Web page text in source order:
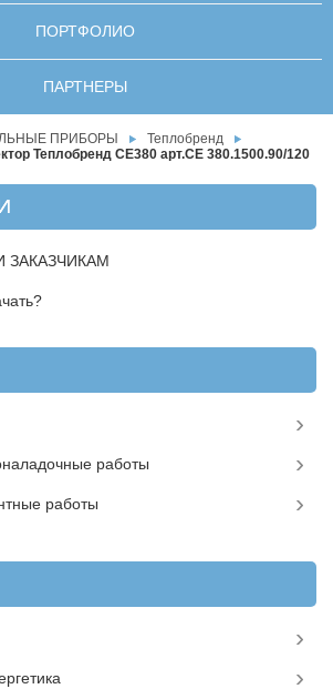
ПОРТФОЛИО
ПАРТНЕРЫ
ПРИБОРЫ
Теплобренд
Теплобренд CE380 арт.CЕ 380.1500.90/120
работы
работы